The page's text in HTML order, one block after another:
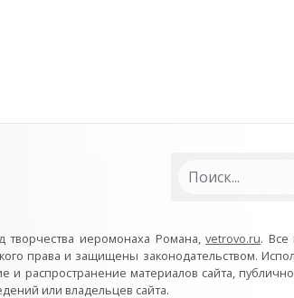
творчества иеромонаха Романа,vetrovo.ru. Все
права и защищены законодательством.
и распространение материалов сайта,
или владельцев сайта.